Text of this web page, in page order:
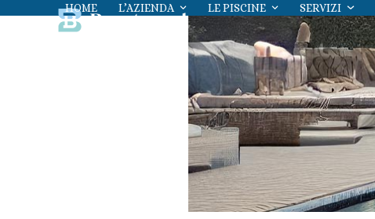
HOME L’AZIENDA LE PISCINE SERVIZI